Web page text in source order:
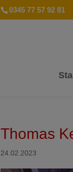
0345 77 57 92 81
Thomas
24.02.2023